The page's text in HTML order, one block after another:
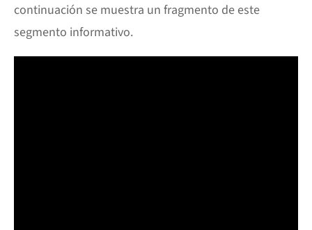
continuación se muestra un fragmento de este
segmento informativo.